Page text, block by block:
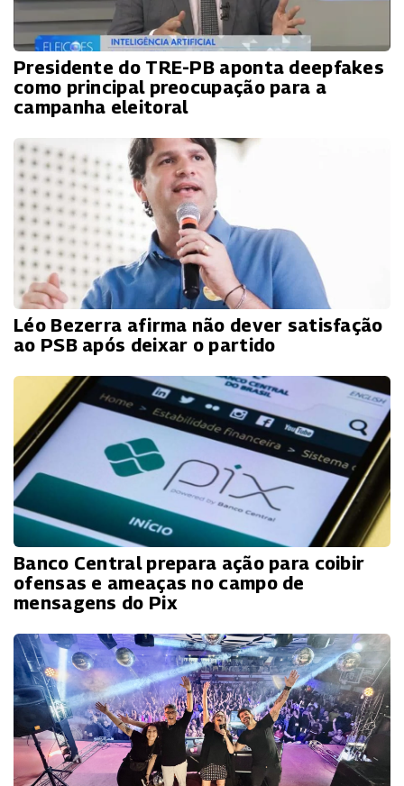
Presidente do TRE-PB aponta deepfakes
como principal preocupação para a
campanha eleitoral
Léo Bezerra afirma não dever satisfação
ao PSB após deixar o partido
Banco Central prepara ação para coibir
ofensas e ameaças no campo de
mensagens do Pix